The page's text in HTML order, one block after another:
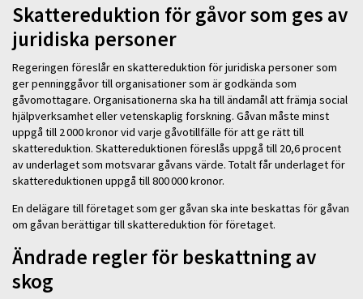
Skattereduktion för gåvor som ges av
juridiska personer
Regeringen föreslår en skattereduktion för juridiska personer som
ger penninggåvor till organisationer som är godkända som
gåvomottagare. Organisationerna ska ha till ändamål att främja social
hjälpverksamhet eller vetenskaplig forskning. Gåvan måste minst
uppgå till 2 000 kronor vid varje gåvotillfälle för att ge rätt till
skattereduktion. Skattereduktionen föreslås uppgå till 20,6 procent
av underlaget som motsvarar gåvans värde. Totalt får underlaget för
skattereduktionen uppgå till 800 000 kronor.
En delägare till företaget som ger gåvan ska inte beskattas för gåvan
om gåvan berättigar till skattereduktion för företaget.
Ändrade regler för beskattning av
skog